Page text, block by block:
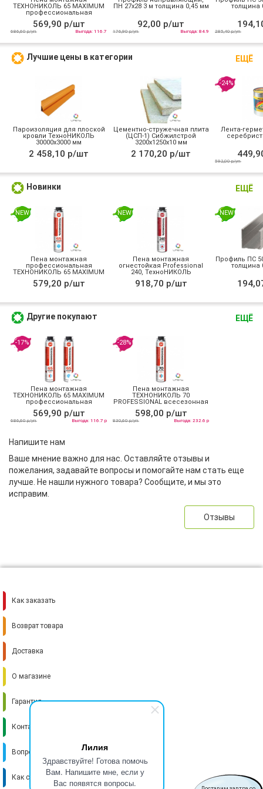
Лилия
Здравствуйте! Готова помочь
Вам. Напишите мне, если у
Вас появятся вопросы.
ТЕХНОНИКОЛЬ 65 MAXIMUM
профессиональная
всесезонная
569,90 р/шт
686,60 р/уп Выгода: 116.7
ПН 27х28 3 м толщина 0,45 мм
92,00 р/шт
176,90 р/уп Выгода: 84.9
толщина
285,40 р/уп
ЕЩЁ
Лучшие цены в категории
Пароизоляция для плоской
кровли ТехноНИКОЛЬ
30000х3000 мм
2 458,10 р/шт
Цементно-стружечная плита
(ЦСП-1) Сибжилстрой
3200х1250х10 мм
2 170,20 р/шт
-24%
Лента-
592,00 р/уп
ЕЩЁ
Новинки
NEW
Пена монтажная
профессиональная
ТЕХНОНИКОЛЬ 65 MAXIMUM
зимняя
579,20 р/шт
NEW
Пена монтажная
огнестойкая Professional
240, ТехноНИКОЛЬ
918,70 р/шт
NEW
Профиль ПС
толщина
ЕЩЁ
Другие покупают
-17%
Пена монтажная
ТЕХНОНИКОЛЬ 65 MAXIMUM
профессиональная
всесезонная
569,90 р/шт
686,60 р/уп Выгода: 116.7 р
-28%
Пена монтажная
ТЕХНОНИКОЛЬ 70
PROFESSIONAL всесезонная
598,00 р/шт
830,60 р/уп Выгода: 232.6 р
Напишите нам
Ваше мнение важно для нас. Оставляйте отзывы и
пожелания, задавайте вопросы и помогайте нам стать еще
лучше. Не нашли нужного товара? Сообщите, и мы это
исправим.
Отзывы
Как заказать
Возврат товара
Доставка
О магазине
Гарантия
Контакты
Вопрос-ответ
Как стать поставщиком